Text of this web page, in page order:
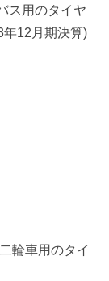
ス用のタイヤ
年12月期決算)
輪車用のタイ